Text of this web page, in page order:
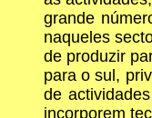
grande
naqueles
de produzir
para o sul,
de
incorporem